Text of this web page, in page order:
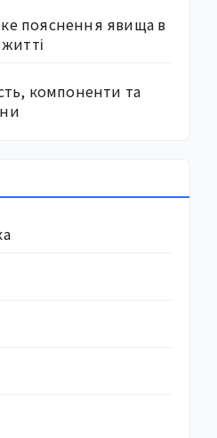
пояснення явища в
компоненти та